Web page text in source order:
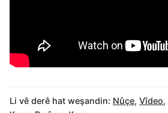
Li vê derê hat weşandin: Nûçe, Vîdeo,